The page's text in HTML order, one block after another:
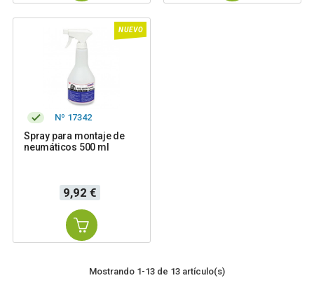
NUEVO
Nº 17342
Spray para montaje de
neumáticos 500 ml
Precio
9,92 €
Mostrando 1-13 de 13 artículo(s)